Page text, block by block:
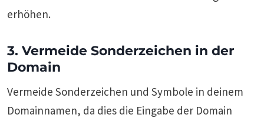
erhöhen.
3. Vermeide Sonderzeichen in der
Domain
Vermeide Sonderzeichen und Symbole in deinem
Domainnamen, da dies die Eingabe der Domain